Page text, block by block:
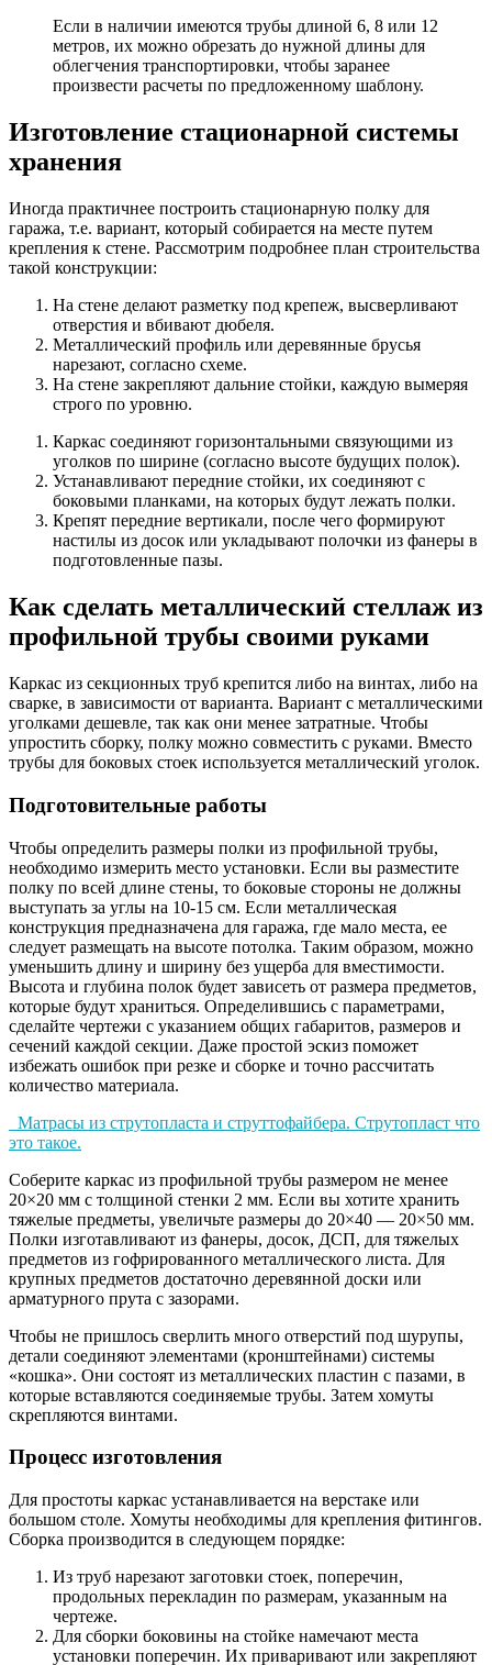
Если в наличии имеются трубы длиной 6, 8 или 12
метров, их можно обрезать до нужной длины для
облегчения транспортировки, чтобы заранее
произвести расчеты по предложенному шаблону.
Изготовление стационарной системы
хранения
Иногда практичнее построить стационарную полку для
гаража, т.е. вариант, который собирается на месте путем
крепления к стене. Рассмотрим подробнее план строительства
такой конструкции:
На стене делают разметку под крепеж, высверливают
отверстия и вбивают дюбеля.
Металлический профиль или деревянные брусья
нарезают, согласно схеме.
На стене закрепляют дальние стойки, каждую вымеряя
строго по уровню.
Каркас соединяют горизонтальными связующими из
уголков по ширине (согласно высоте будущих полок).
Устанавливают передние стойки, их соединяют с
боковыми планками, на которых будут лежать полки.
Крепят передние вертикали, после чего формируют
настилы из досок или укладывают полочки из фанеры в
подготовленные пазы.
Как сделать металлический стеллаж из
профильной трубы своими руками
Каркас из секционных труб крепится либо на винтах, либо на
сварке, в зависимости от варианта. Вариант с металлическими
уголками дешевле, так как они менее затратные. Чтобы
упростить сборку, полку можно совместить с руками. Вместо
трубы для боковых стоек используется металлический уголок.
Подготовительные работы
Чтобы определить размеры полки из профильной трубы,
необходимо измерить место установки. Если вы разместите
полку по всей длине стены, то боковые стороны не должны
выступать за углы на 10-15 см. Если металлическая
конструкция предназначена для гаража, где мало места, ее
следует размещать на высоте потолка. Таким образом, можно
уменьшить длину и ширину без ущерба для вместимости.
Высота и глубина полок будет зависеть от размера предметов,
которые будут храниться. Определившись с параметрами,
сделайте чертежи с указанием общих габаритов, размеров и
сечений каждой секции. Даже простой эскиз поможет
избежать ошибок при резке и сборке и точно рассчитать
количество материала.
Матрасы из струтопласта и струттофайбера. Струтопласт что
это такое.
Соберите каркас из профильной трубы размером не менее
20×20 мм с толщиной стенки 2 мм. Если вы хотите хранить
тяжелые предметы, увеличьте размеры до 20×40 — 20×50 мм.
Полки изготавливают из фанеры, досок, ДСП, для тяжелых
предметов из гофрированного металлического листа. Для
крупных предметов достаточно деревянной доски или
арматурного прута с зазорами.
Чтобы не пришлось сверлить много отверстий под шурупы,
детали соединяют элементами (кронштейнами) системы
«кошка». Они состоят из металлических пластин с пазами, в
которые вставляются соединяемые трубы. Затем хомуты
скрепляются винтами.
Процесс изготовления
Для простоты каркас устанавливается на верстаке или
большом столе. Хомуты необходимы для крепления фитингов.
Сборка производится в следующем порядке:
Из труб нарезают заготовки стоек, поперечин,
продольных перекладин по размерам, указанным на
чертеже.
Для сборки боковины на стойке намечают места
установки поперечин. Их приваривают или закрепляют